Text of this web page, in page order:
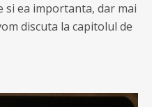
si ea importanta, dar mai
discuta la capitolul de